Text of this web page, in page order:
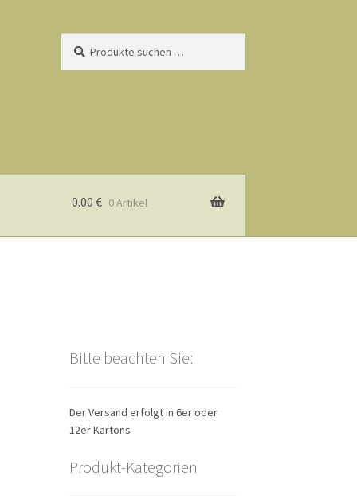
nach:
0.00 € 0 Artikel
Bitte beachten Sie:
Der Versand erfolgt in 6er oder
12er Kartons
Produkt-Kategorien